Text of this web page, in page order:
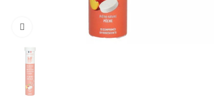
Cliquez pour agrandir